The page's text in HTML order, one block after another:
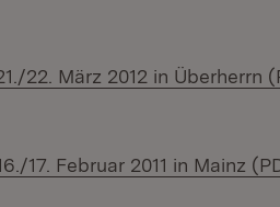
22. März 2012 in Überherrn
17. Februar 2011 in Mainz